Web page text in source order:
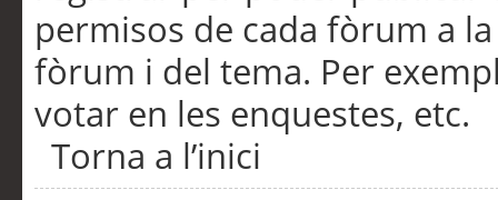
permisos de cada fòrum a
fòrum i del tema. Per
votar en les enquestes, etc.
Torna a l’inici